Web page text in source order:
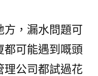
方，漏水問題可
都可能遇到嘅頭
理公司都試過花